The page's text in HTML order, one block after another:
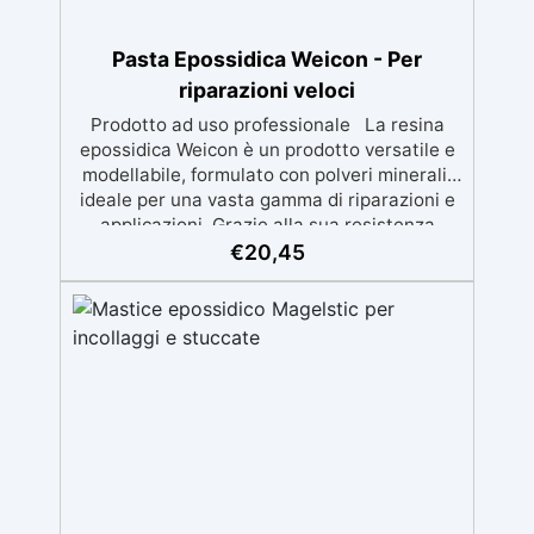
Pasta Epossidica Weicon - Per
riparazioni veloci
Prodotto ad uso professionale La resina
epossidica Weicon è un prodotto versatile e
modellabile, formulato con polveri minerali,
ideale per una vasta gamma di riparazioni e
applicazioni. Grazie alla sua resistenza
termica fino a +200°C (+392°F) e alla
volta polimerizzata, offre soluzioni affidabili
per professionisti e hobbisti. Caratteristiche
principali: Specifiche tecniche: Quantità: 100
€20,45